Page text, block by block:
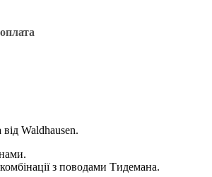
Waldhausen.
з поводами Тидемана.